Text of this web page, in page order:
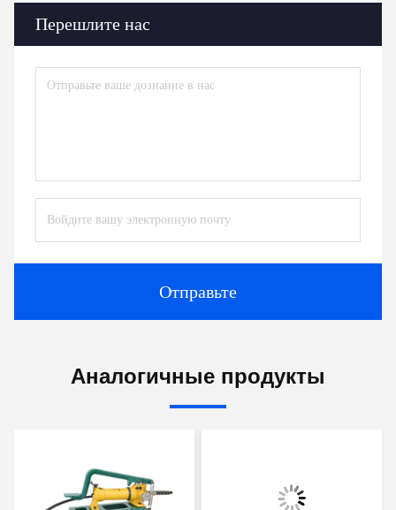
Перешлите нас
Отправьте
Аналогичные продукты